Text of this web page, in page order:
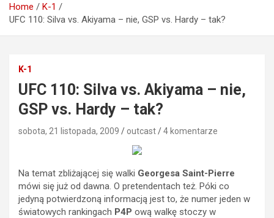
Home
K-1
UFC 110: Silva vs. Akiyama – nie, GSP vs. Hardy – tak?
K-1
UFC 110: Silva vs. Akiyama – nie,
GSP vs. Hardy – tak?
sobota, 21 listopada, 2009 outcast 4 komentarze
Na temat zbliżającej się walki Georgesa Saint-Pierre
mówi się już od dawna. O pretendentach też. Póki co
jedyną potwierdzoną informacją jest to, że numer jeden w
światowych rankingach P4P ową walkę stoczy w